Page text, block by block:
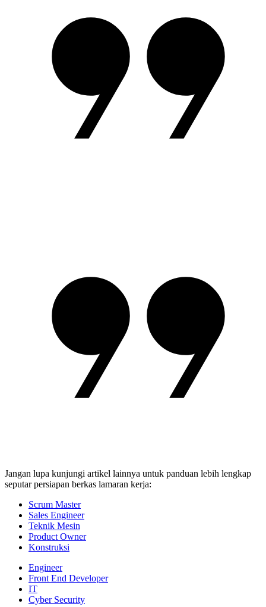
Jangan lupa kunjungi artikel lainnya untuk panduan lebih lengkap
seputar persiapan berkas lamaran kerja:
Scrum Master
Sales Engineer
Teknik Mesin
Product Owner
Konstruksi
Engineer
Front End Developer
IT
Cyber Security